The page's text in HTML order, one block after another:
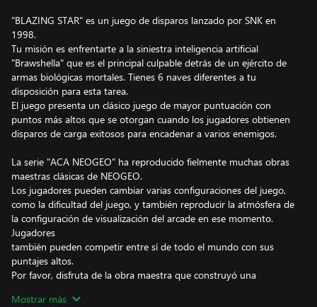
"BLAZING STAR" es un juego de disparos lanzado por SNK en
1998.
Tu misión es enfrentarte a la siniestra inteligencia artificial
"Brawshella" que es el principal culpable detrás de un ejército de
armas biológicas mortales. Tienes 6 naves diferentes a tu
disposición para esta tarea.
El juego presenta un clásico juego de mayor puntuación con
puntos más altos que se otorgan cuando los jugadores obtienen
disparos de carga exitosos para encadenar a varios enemigos.
La serie "ACA NEOGEO" ha reproducido fielmente muchas obras
maestras clásicas de NEOGEO.
Los jugadores pueden cambiar varias configuraciones del juego,
como la dificultad del juego, y también reproducir la atmósfera de
la configuración de visualización del arcade en ese momento.
Jugadores
también pueden competir entre sí de todo el mundo con sus
puntajes altos.
Por favor, disfruta de la obra maestra que construyó una
Mostrar más